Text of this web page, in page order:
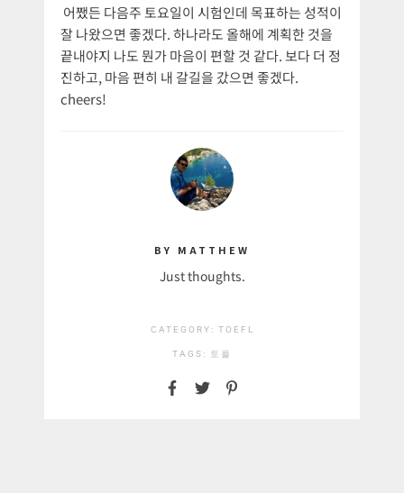
어쨌든 다음주 토요일이 시험인데 목표하는 성적이
잘 나왔으면 좋겠다. 하나라도 올해에 계획한 것을
끝내야지 나도 뭔가 마음이 편할 것 같다. 보다 더 정
진하고, 마음 편히 내 갈길을 갔으면 좋겠다.
cheers!
BY MATTHEW
Just thoughts.
CATEGORY: TOEFL
TAGS: 토플